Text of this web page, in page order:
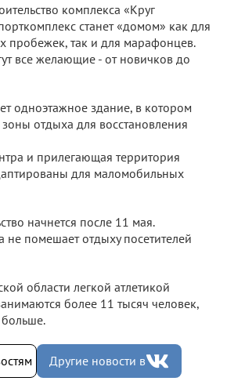
комплекса «Круг
станет «домом» как для
пробежек, так и для марафонцев.
все желающие - от новичков до
одноэтажное здание, в котором
отдыха для восстановления
и прилегающая территория
для маломобильных
начнется после 11 мая.
не помешает отдыху посетителей
области легкой атлетикой
более 11 тысяч человек,
Другие новости в